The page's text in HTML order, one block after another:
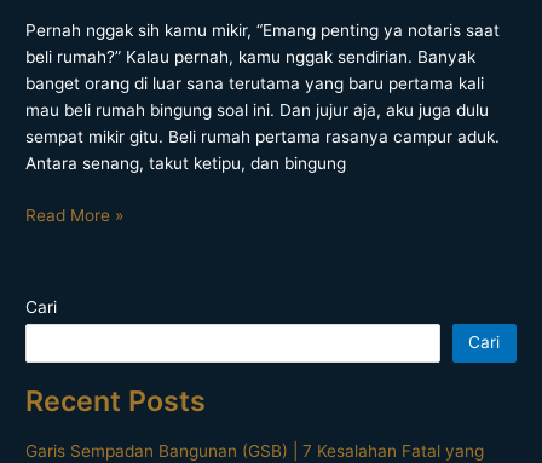
Pernah nggak sih kamu mikir, “Emang penting ya notaris saat
beli rumah?” Kalau pernah, kamu nggak sendirian. Banyak
banget orang di luar sana terutama yang baru pertama kali
mau beli rumah bingung soal ini. Dan jujur aja, aku juga dulu
sempat mikir gitu. Beli rumah pertama rasanya campur aduk.
Antara senang, takut ketipu, dan bingung
Pakai
Notaris
Saat
Beli
Rumah
Read More »
Cari
Cari
Recent Posts
Garis Sempadan Bangunan (GSB) | 7 Kesalahan Fatal yang